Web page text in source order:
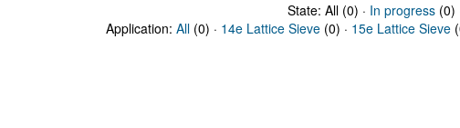
State: All (0) · In progress(0)
Application: All (0) · 14e Lattice Sieve (0) · 15e Lattice Sieve